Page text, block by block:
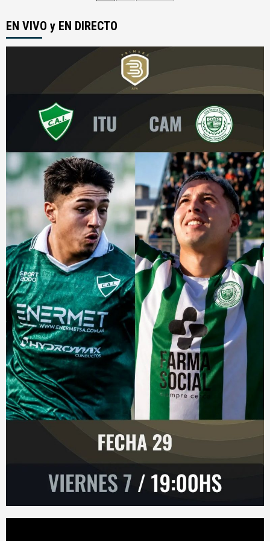
entradas
EN VIVO y EN DIRECTO